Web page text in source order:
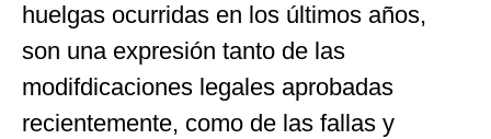
huelgas ocurridas en los últimos años,
son una expresión tanto de las
modifdicaciones legales aprobadas
recientemente, como de las fallas y